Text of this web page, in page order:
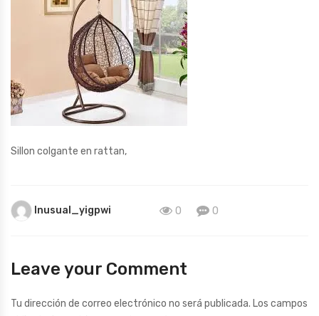
Sillon colgante en rattan,
Inusual_yigpwi 0 0
Leave your Comment
Tu dirección de correo electrónico no será publicada. Los campos